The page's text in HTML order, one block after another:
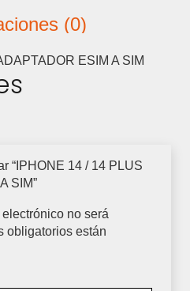
(0)
ESIM A SIM
“IPHONE 14 / 14 PLUS
SIM”
no será
obligatorios están